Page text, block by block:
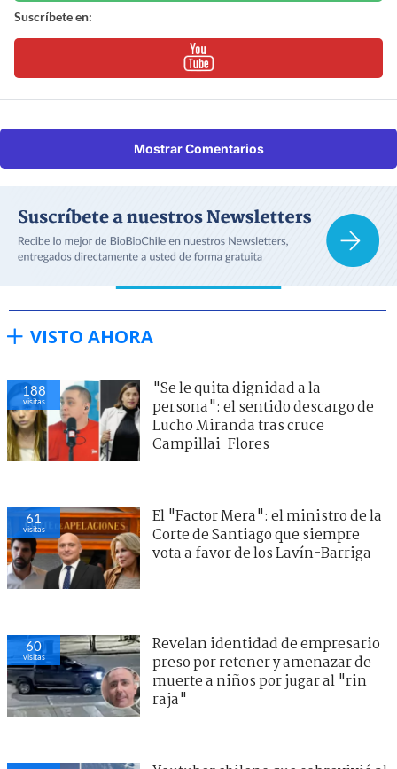
Suscríbete en:
Mostrar Comentarios
VISTO AHORA
188
visitas
"Se le quita dignidad a la
persona": el sentido descargo de
Lucho Miranda tras cruce
Campillai-Flores
61
visitas
El "Factor Mera": el ministro de la
Corte de Santiago que siempre
vota a favor de los Lavín-Barriga
60
visitas
Revelan identidad de empresario
preso por retener y amenazar de
muerte a niños por jugar al "rin
raja"